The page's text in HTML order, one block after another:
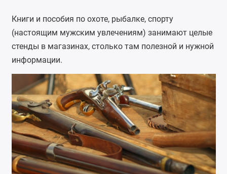
Книги и пособия по охоте, рыбалке, спорту
(настоящим мужским увлечениям) занимают целые
стенды в магазинах, столько там полезной и нужной
информации.